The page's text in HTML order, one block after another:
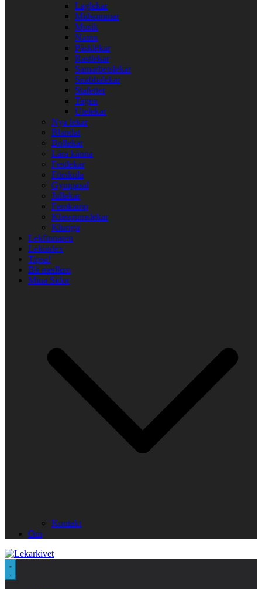
Laglekar
Midsommar
Musik
Namn
Påsklekar
Rastlekar
Samarbetslekar
Snabbalekar
Stafetter
Tagen
Utelekar
Nya lekar
Blandat
Bollekar
Lära känna
Festlekar
Förskola
Gympasal
Jullekar
Femkamp
Klassrumslekar
Kluriga
Lekfinnaren
Lekindex
Tipsa!
Bli medlem
Mina Sidor
Kontakt
Om